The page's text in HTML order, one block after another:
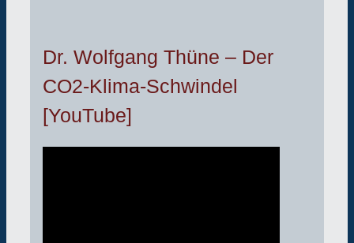
Dr. Wolfgang Thüne – Der
CO2-Klima-Schwindel
[YouTube]